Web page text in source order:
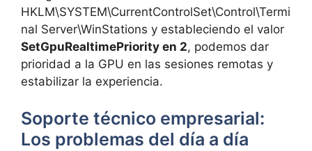
HKLM\SYSTEM\CurrentControlSet\Control\Termi
nal Server\WinStations y estableciendo el valor
SetGpuRealtimePriority en 2, podemos dar
prioridad a la GPU en las sesiones remotas y
estabilizar la experiencia.
Soporte técnico empresarial:
Los problemas del día a día